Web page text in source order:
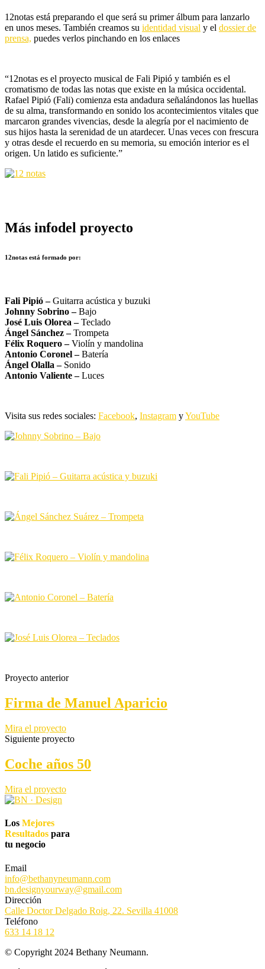
12notas está preparando el que será su primer álbum para lanzarlo
en unos meses. También creamos su identidad visual y el dossier de
prensa, puedes verlos pinchando en los enlaces
“12notas es el proyecto musical de Fali Pipió y también es el
cromatismo de todas las notas que existe en la música occidental.
Rafael Pipió (Fali) comienza esta andadura señalándonos las huellas
de su alma, transformando en sonido los acontecimientos vitales que
marcaron grandes vivencias, desde la alegría por el nacimiento de
sus hijos hasta la serenidad de un atardecer. Unas veces con frescura
y otras desde el recuerdo en su memoria, su emoción interior es el
origen. Un latido es suficiente.”
Más infodel proyecto
12notas está formado por:
Fali Pipió –Guitarra acústica y buzuki
Johnny Sobrino –Bajo
José Luis Olorea –Teclado
Ángel Sánchez –Trompeta
Félix Roquero –Violín y mandolina
Antonio Coronel –Batería
Ángel Olalla –Sonido
Antonio Valiente –Luces
Visita sus redes sociales: Facebook, Instagram yYouTube
Proyecto anterior
Firma de Manuel Aparicio
Mira el proyecto
Siguiente proyecto
Coche años 50
Mira el proyecto
Los Mejores
Resultados para
tu negocio
Email
info@bethanyneumann.com
bn.designyourway@gmail.com
Dirección
Calle Doctor Delgado Roig, 22. Sevilla 41008
Teléfono
633 14 18 12
© Copyright 2024 Bethany Neumann.